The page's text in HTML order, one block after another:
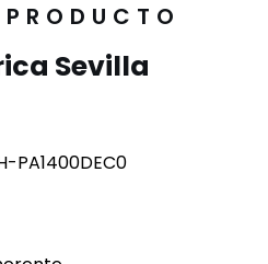
Sevilla
PA1400DEC0